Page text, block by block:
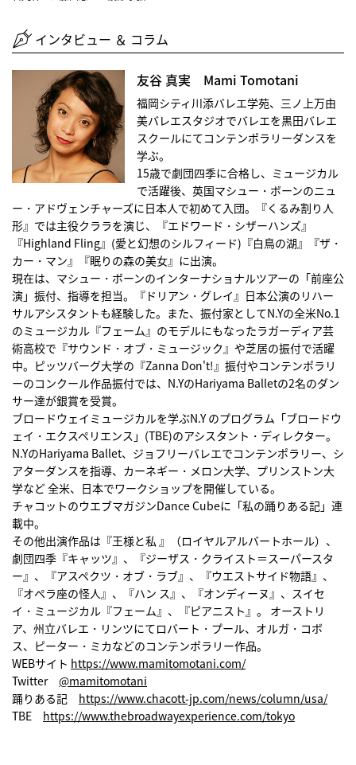
インタビュー ＆ コラム
友谷 真実 Mami Tomotani
福岡シティ川添バレエ学苑、三ノ上万由
美バレエスタジオでバレエを黒田バレエ
スクールにてコンテンポラリーダンスを
学ぶ。
15歳で劇団四季に合格し、ミュージカル
で活躍後、英国マシュー・ボーンのニュ
ー・アドヴェンチャーズに日本人で初めて入団。『くるみ割り人
形』では主役クララを演じ、『エドワード・シザーハンズ』
『Highland Fling』(愛と幻想のシルフィード)『白鳥の湖』『ザ・
カー・マン』『眠りの森の美女』に出演。
現在は、マシュー・ボーンのインターナショナルツアーの「前座公
演」振付、指導を担当。『ドリアン・グレイ』日本公演のリハー
サルアシスタントも経験した。また、振付家としてN.Yの全米No.1
のミュージカル『フェーム』のモデルにもなったラガーディア芸
術高校で『サウンド・オブ・ミュージック』や芝居の振付で活躍
中。ピッツバーグ大学の『Zanna Don't!』振付やコンテンポラリ
ーのコンクール作品振付では、N.YのHariyama Balletの2名のダン
サー達が銀賞を受賞。
ブロードウェイミュージカルを学ぶN.Y のプログラム「ブロードウ
ェイ・エクスペリエンス」(TBE)のアシスタント・ディレクター。
N.YのHariyama Ballet、ジョフリーバレエでコンテンポラリー、シ
アターダンスを指導、カーネギー・メロン大学、プリンストン大
学など 全米、日本でワークショップを開催している。
チャコットのウエブマガジンDance Cubeに「私の踊りある記」連
載中。
その他出演作品は『王様と私 』（ロイヤルアルバートホール）、
劇団四季『キャッツ』、『ジーザス・クライスト＝スーパースタ
ー』、『アスペクツ・オブ・ラブ』、『ウエストサイド物語』、
『オペラ座の怪人』、『ハン ス』、『オンディーヌ』、スイセ
イ・ミュージカル『フェーム』、『ピアニスト』。 オーストリ
ア、州立バレエ・リンツにてロバート・プール、オルガ・コボ
ス、ピーター・ミカなどのコンテンポラリー作品。
WEBサイト https://www.mamitomotani.com/
Twitter @mamitomotani
踊りある記 https://www.chacott-jp.com/news/column/usa/
TBE https://www.thebroadwayexperience.com/tokyo